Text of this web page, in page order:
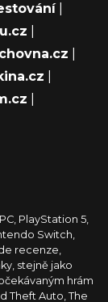
|
PlayStation 5,
Switch,
recenze,
stejně jako
hrám
Theft Auto, The